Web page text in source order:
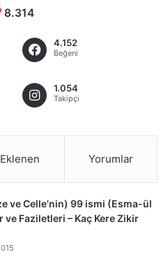
8.314
4.152
Beğeni
1.054
Takipçi
Yorumlar
ve Celle’nin) 99 ismi (Esma-ül
ve Faziletleri – Kaç Kere Zikir